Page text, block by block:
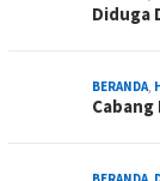
Diduga
BERANDA,